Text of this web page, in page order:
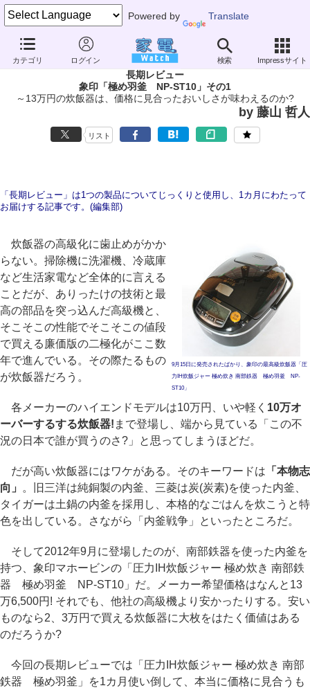
Powered by Translate
カテゴリ ログイン 検索 Impressサイト
家電 Watch 生活家電 炊飯器
大容量（5合以上）
長期レビュー
象印「極め羽釜 NP-ST10」その1
～13万円の炊飯器は、価格に見合ったおいしさが味わえるのか?
by 藤山 哲人
リスト
「長期レビュー」は1つの製品についてじっくりと使用し、1カ月にわたって
お届けする記事です。(編集部)
9月15日に発売されたばかり、象印の最高級炊飯器「圧
力IH炊飯ジャー 極め炊き 南部鉄器 極め羽釜 NP-
ST10」
炊飯器の高級化に歯止めがかか
らない。掃除機に洗濯機、冷蔵庫
など生活家電など全体的に言える
ことだが、ありったけの技術と最
高の部品を突っ込んだ高級機と、
そこそこの性能でそこそこの値段
で買える廉価版の二極化がここ数
年で進んでいる。その際たるもの
が炊飯器だろう。
各メーカーのハイエンドモデルは10万円、いや軽く 10万オ
ーバーするする炊飯器! まで登場し、端から見ている「この不
況の日本で誰が買うのさ?」と思ってしまうほどだ。
だが高い炊飯器にはワケがある。そのキーワードは 「本物志
向」
。旧三洋は純銅製の内釜、三菱は炭(炭素)を使った内釜、
タイガーは土鍋の内釜を採用し、本格的なごはんを炊こうと特
色を出している。さながら「内釜戦争」といったところだ。
そして2012年9月に登場したのが、南部鉄器を使った内釜を
持つ、象印マホービンの「圧力IH炊飯ジャー 極め炊き 南部鉄
器 極め羽釜 NP-ST10」だ。メーカー希望価格はなんと13
万6,500円! それでも、他社の高級機より安かったりする。安い
ものなら2、3万円で買える炊飯器に大枚をはたく価値はある
のだろうか?
今回の長期レビューでは「圧力IH炊飯ジャー 極め炊き 南部
鉄器 極め羽釜」を1カ月使い倒して、本当に価格に見合うも